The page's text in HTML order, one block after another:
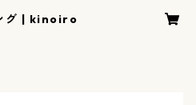
グ | kinoiro